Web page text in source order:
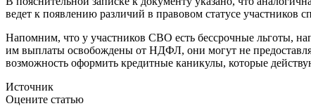
ведет к появлению различий в правовом статусе участников
Напомним, что у участников СВО есть бессрочные льготы,
им выплаты освобождены от НДФЛ, они могут не
возможность оформить кредитные каникулы, которые
Источник
Оцените статью